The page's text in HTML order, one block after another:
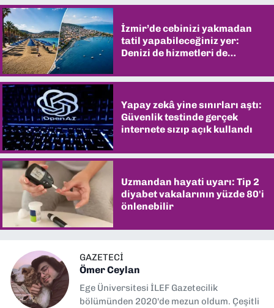
İzmir’de cebinizi yakmadan
tatil yapabileceğiniz yer:
Denizi de hizmetleri de
Yapay zekâ yine sınırları aştı:
Güvenlik testinde gerçek
internete sızıp açık kullandı
Uzmandan hayati uyarı: Tip 2
diyabet vakalarının yüzde 80'i
önlenebilir
GAZETECİ
Ömer Ceylan
Ege Üniversitesi İLEF Gazetecilik
bölümünden 2020'de mezun oldum. Çeşitli